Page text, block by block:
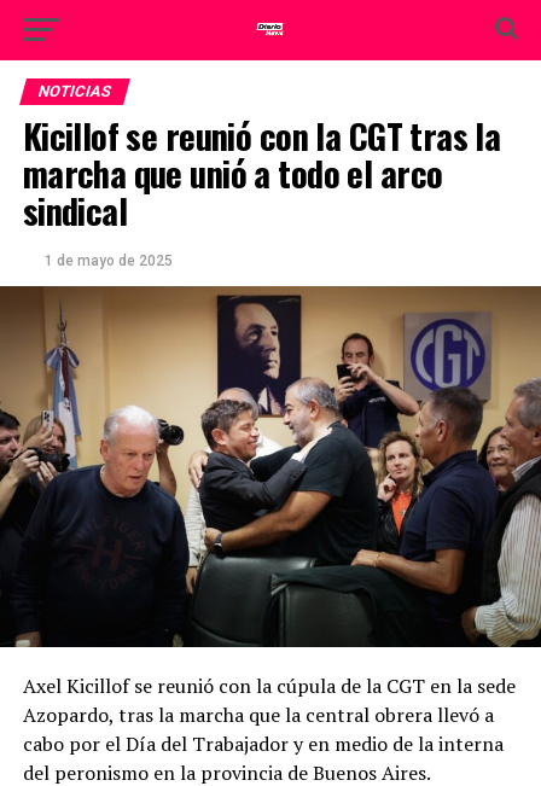
NOTICIAS
Kicillof se reunió con la CGT tras la
marcha que unió a todo el arco
sindical
1 de mayo de 2025
Axel Kicillof se reunió con la cúpula de la CGT en la sede
Azopardo, tras la marcha que la central obrera llevó a
cabo por el Día del Trabajador y en medio de la interna
del peronismo en la provincia de Buenos Aires.